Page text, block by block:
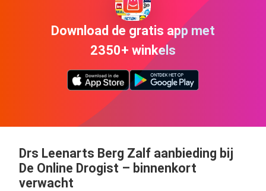
Download de gratis app met
2350+ winkels
Drs Leenarts Berg Zalf aanbieding bij
De Online Drogist – binnenkort
verwacht